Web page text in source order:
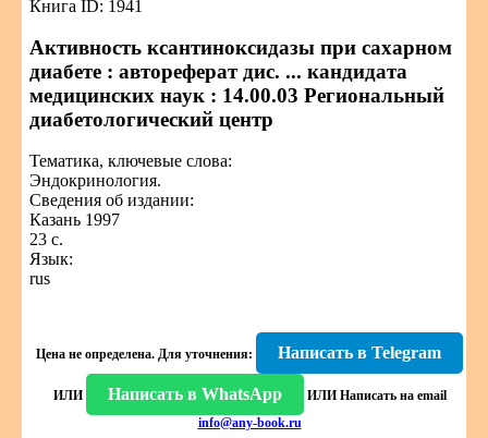
Книга ID: 1941
Активность ксантиноксидазы при сахарном
диабете : автореферат дис. ... кандидата
медицинских наук : 14.00.03 Региональный
диабетологический центр
Тематика, ключевые слова:
Эндокринология.
Сведения об издании:
Казань 1997
23 с.
Язык:
rus
Цена не определена. Для уточнения: Написать в Telegram
ИЛИ Написать в WhatsApp ИЛИ Написать на email
info@any-book.ru